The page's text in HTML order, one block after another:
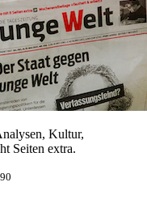
Kultur,
Seiten extra.